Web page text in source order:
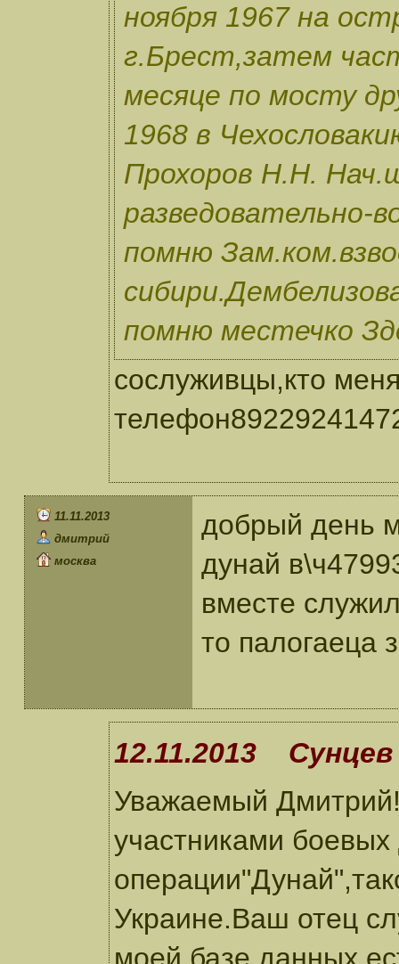
ноября 1967 на
г.Брест,затем
месяце по мосту
1968 в
Прохоров Н.Н.
разведовательно-
помню
помню местечко
сослуживцы,кто
11.11.2013
дмитрий
москва
добрый день
дунай
вместе
то палогаеца
12.11.2013
Уважаемый
участниками боевых
Украине.Ваш отец